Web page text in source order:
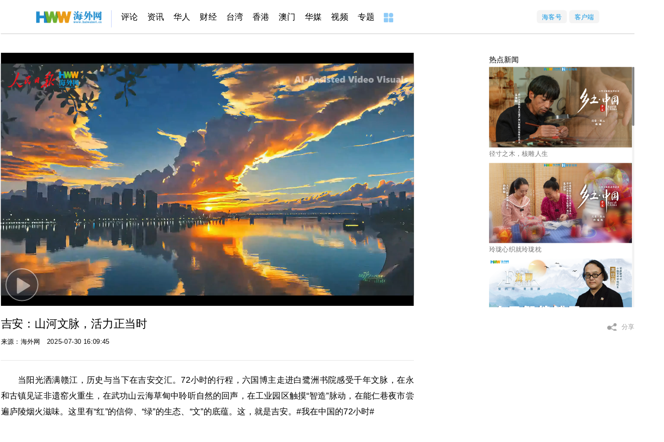
评论 资讯 华人 财经 台湾 香港 澳门 华媒 视频 专题 海客号 客户端
Play
Video
吉安：山河文脉，活力正当时
来源：海外网 2025-07-30 16:09:45
当阳光洒满赣江，历史与当下在吉安交汇。72小时的行程，六国博主走进白鹭洲书院感受千年文脉，在永
和古镇见证非遗窑火重生，在武功山云海草甸中聆听自然的回声，在工业园区触摸“智造”脉动，在能仁巷夜市尝
遍庐陵烟火滋味。这里有“红”的信仰、“绿”的生态、“文”的底蕴。这，就是吉安。#我在中国的72小时#
热点新闻
径寸之木，核雕人生
玲珑心织就玲珑枕
分享